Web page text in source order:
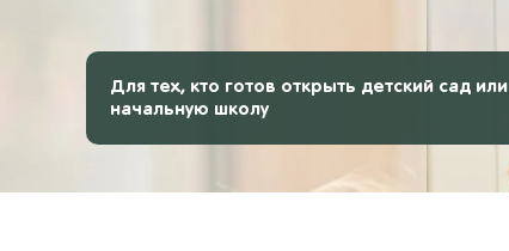
Для тех, кто готов открыть детский сад или
начальную школу